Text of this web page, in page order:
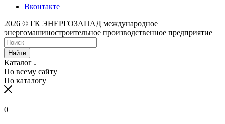
Вконтакте
2026 © ГК ЭНЕРГОЗАПАД международное
энергомашиностроительное производственное предприятие
Найти
Каталог
По всему сайту
По каталогу
0